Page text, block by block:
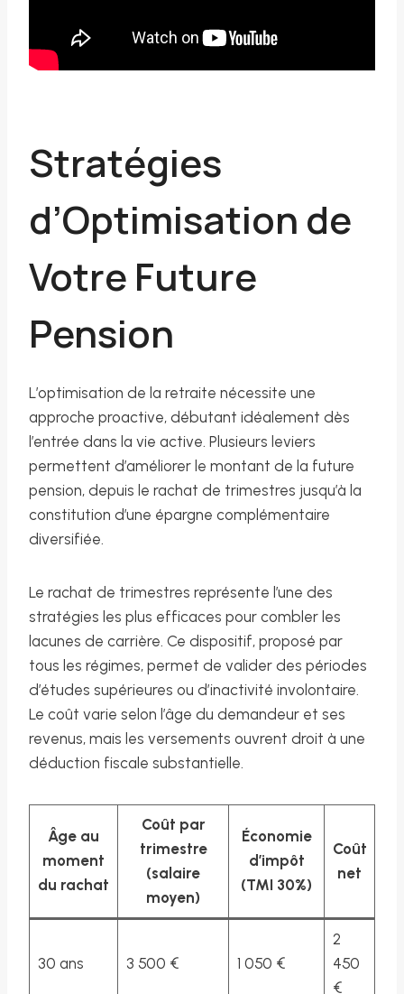
Stratégies
d’Optimisation de
Votre Future
Pension
L’optimisation de la retraite nécessite une
approche proactive, débutant idéalement dès
l’entrée dans la vie active. Plusieurs leviers
permettent d’améliorer le montant de la future
pension, depuis le rachat de trimestres jusqu’à la
constitution d’une épargne complémentaire
diversifiée.
Le rachat de trimestres représente l’une des
stratégies les plus efficaces pour combler les
lacunes de carrière. Ce dispositif, proposé par
tous les régimes, permet de valider des périodes
d’études supérieures ou d’inactivité involontaire.
Le coût varie selon l’âge du demandeur et ses
revenus, mais les versements ouvrent droit à une
déduction fiscale substantielle.
Âge au
moment
du rachat
Coût par
trimestre
(salaire
moyen)
Économie
d’impôt
(TMI 30%)
Coût
net
30 ans 3 500 € 1 050 €
2
450
€